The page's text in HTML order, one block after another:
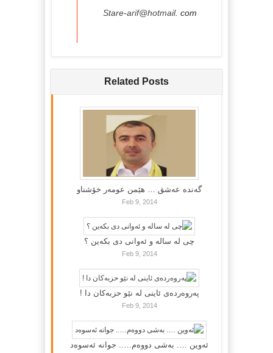
Stare-arif@hotmail. com
Related Posts
گه‌نده‌ عه‌شق … هێمن عومه‌ر خۆشناو
Feb 9, 2014
چی لە سالە و ئەوانی دی بكەین ؟
Feb 9, 2014
پەروەردەی ئاینی لە نێو حزبەکان دا !
Feb 9, 2014
ئەوین …. بەشی دووەم….. جوانە ئەسوەد